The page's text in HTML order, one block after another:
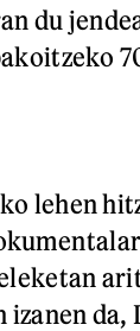
du
lehen
da,